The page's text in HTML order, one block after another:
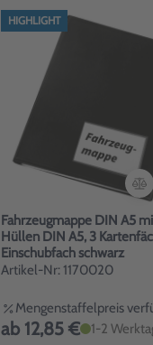
HIGHLIGHT
Fahrzeugmappe DIN A5
Hüllen DIN A5, 3
Einschubfach schwarz
Artikel-Nr: 1170020
Mengenstaffelpreis
ab 12,85 € 1-2